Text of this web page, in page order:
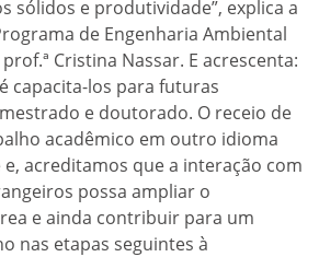
sólidos e produtividade”, explica a
de Engenharia Ambiental
prof.ª Cristina Nassar. E acrescenta:
capacita-los para futuras
e doutorado. O receio de
acadêmico em outro idioma
acreditamos que a interação com
possa ampliar o
e ainda contribuir para um
nas etapas seguintes à